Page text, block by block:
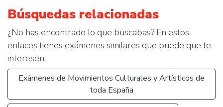
Búsquedas relacionadas
¿No has encontrado lo que buscabas? En estos
enlaces tienes exámenes similares que puede que te
interesen:
Exámenes de Movimientos Culturales y Artísticos de
toda España